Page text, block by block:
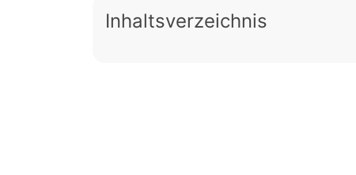
Inhaltsverzeichnis